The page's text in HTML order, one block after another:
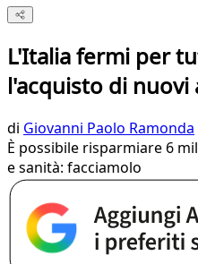
L'Italia fermi per
l'acquisto di
di Giovanni Paolo Ramonda
È possibile risparmiare 6
e sanità: facciamolo